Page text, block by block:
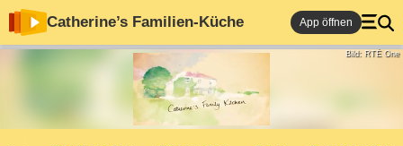
Catherine’s Familien-Küche App öffnen
Bild: RTÉ One